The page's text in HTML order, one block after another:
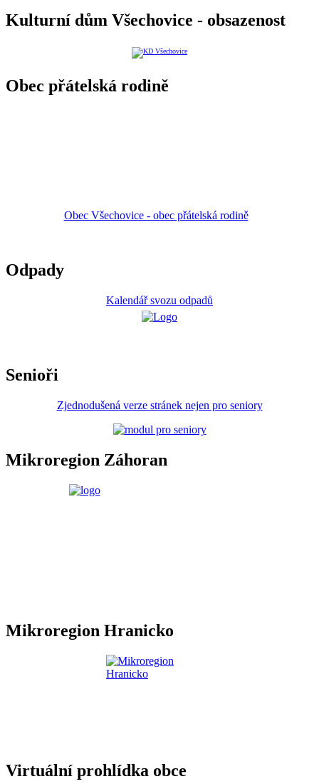
Kulturní dům Všechovice - obsazenost
Obec přátelská rodině
Obec Všechovice - obec přátelská rodině
Odpady
Kalendář svozu odpadů
Senioři
Zjednodušená verze stránek nejen pro seniory
Mikroregion Záhoran
Mikroregion Hranicko
Virtuální prohlídka obce